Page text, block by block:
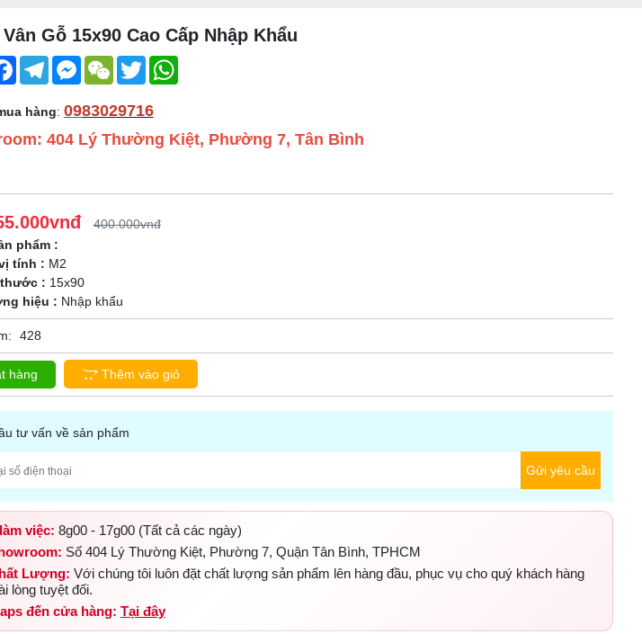
Gỗ 15x90 Cao Cấp Nhập Khẩu
FacebookTelegramMessenger
WeChatTwitterWhatsApp
hàng: 0983029716
404 Lý Thường Kiệt, Phường 7, Tân Bình
400.000vnđ
phẩm :
tính : M2
: 15x90
hiệu : Nhập khẩu
428
hàng Thêm vào giỏ
tư vấn về sản phẩm
Gửi yêu cầu
việc: 8g00 - 17g00 (Tất cả các ngày)
Số 404 Lý Thường Kiệt, Phường 7, Quận Tân Bình, TPHCM
Lượng: Với chúng tôi luôn đặt chất lượng sản phẩm lên hàng đầu, phục vụ cho quý khách hàng
lòng tuyệt đối.
đến cửa hàng: Tại đây